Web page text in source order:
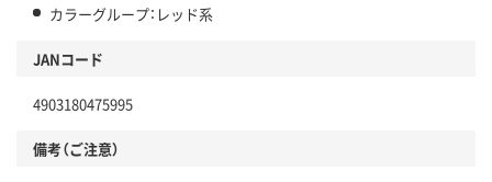
カラーグループ：レッド系
JANコード
4903180475995
備考（ご注意）